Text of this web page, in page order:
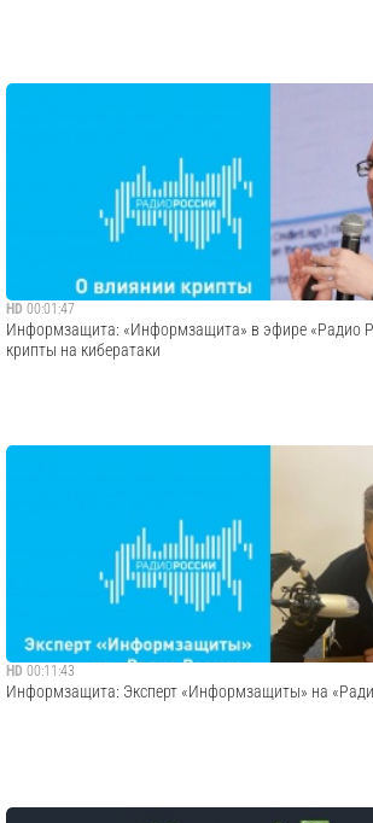
HD 00:01:47
Информзащита: «Информзащита» в эфире «Радио
крипты на кибератаки
HD 00:11:43
Информзащита: Эксперт «Информзащиты» на